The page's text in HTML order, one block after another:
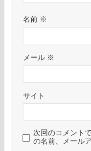
名前 ※
メール ※
サイト
次回のコメント
の名前、メール